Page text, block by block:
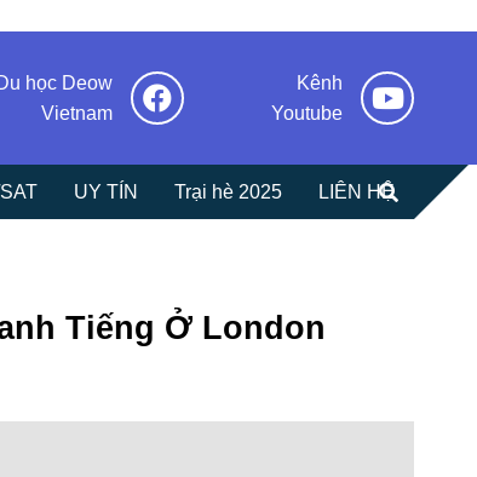
học Deow
Vietnam
Kênh
Youtube
UY TÍN Trại hè 2025 LIÊN HỆ
Tiếng Ở London